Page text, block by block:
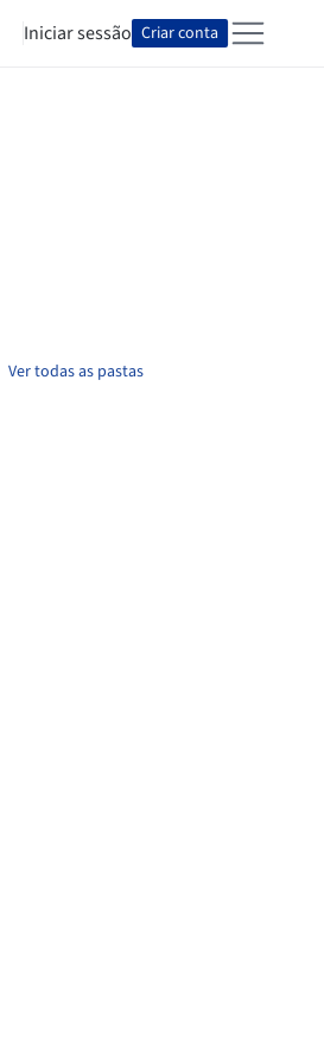
Iniciar sessão Criar conta
Ver todas as pastas